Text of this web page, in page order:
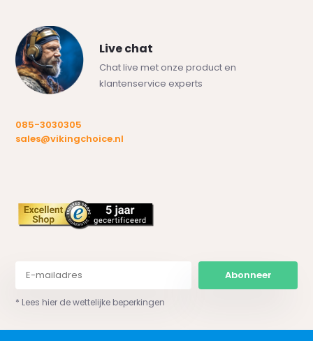
Live chat
Chat live met onze product en
klantenservice experts
085-3030305
sales@vikingchoice.nl
Abonneer
* Lees hier de wettelijke beperkingen